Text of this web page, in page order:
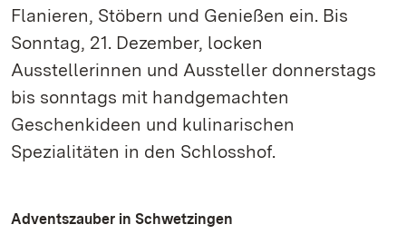
Flanieren, Stöbern und Genießen ein. Bis
Sonntag, 21. Dezember, locken
Ausstellerinnen und Aussteller donnerstags
bis sonntags mit handgemachten
Geschenkideen und kulinarischen
Spezialitäten in den Schlosshof.
Adventszauber in Schwetzingen